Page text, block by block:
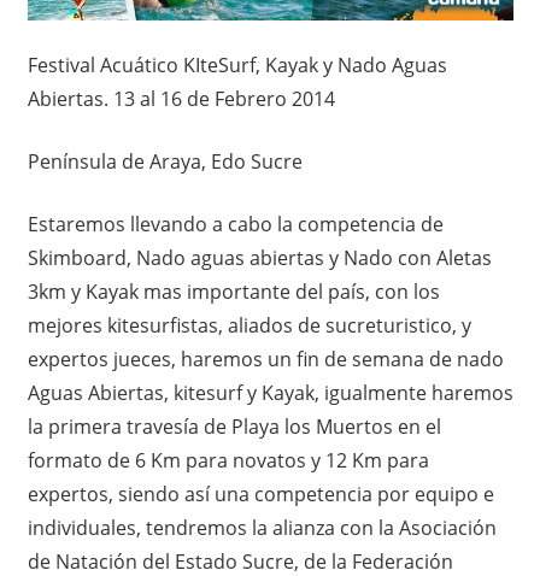
Festival Acuático KIteSurf, Kayak y Nado Aguas
Abiertas. 13 al 16 de Febrero 2014
Península de Araya, Edo Sucre
Estaremos llevando a cabo la competencia de
Skimboard, Nado aguas abiertas y Nado con Aletas
3km y Kayak mas importante del país, con los
mejores kitesurfistas, aliados de sucreturistico, y
expertos jueces, haremos un fin de semana de nado
Aguas Abiertas, kitesurf y Kayak, igualmente haremos
la primera travesía de Playa los Muertos en el
formato de 6 Km para novatos y 12 Km para
expertos, siendo así una competencia por equipo e
individuales, tendremos la alianza con la Asociación
de Natación del Estado Sucre, de la Federación